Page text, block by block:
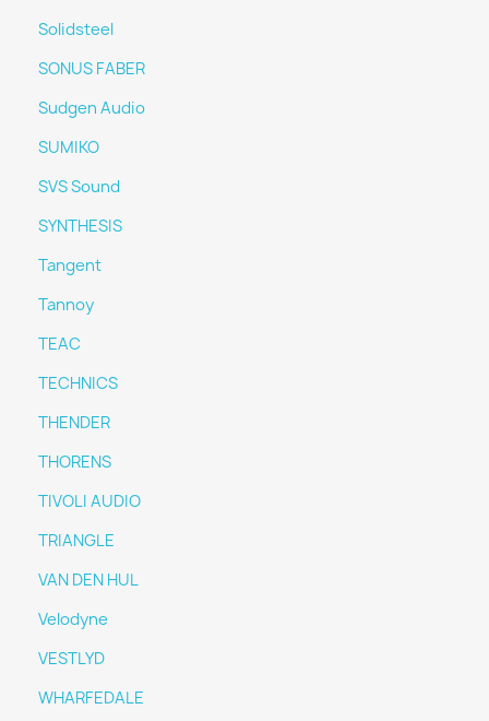
Solidsteel
SONUS FABER
Sudgen Audio
SUMIKO
SVS Sound
SYNTHESIS
Tangent
Tannoy
TEAC
TECHNICS
THENDER
THORENS
TIVOLI AUDIO
TRIANGLE
VAN DEN HUL
Velodyne
VESTLYD
WHARFEDALE